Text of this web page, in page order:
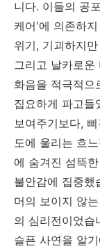
니다. 이들의 공
케어'에 의존하
위기, 기괴하지
그리고 날카로
화음을 적극적으
집요하게 파고들
보여주기보다,
도에 울리는 흐
에 숨겨진 섬뜩
불안감에 집중했
머의 보이지 않
의 심리전이었습
슬픈 사연을 알